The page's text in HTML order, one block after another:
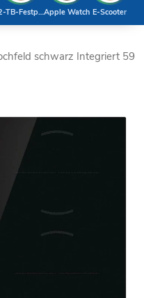
E-Scooter
Apple Watch
TB-Festplatte
schwarz Integriert 59